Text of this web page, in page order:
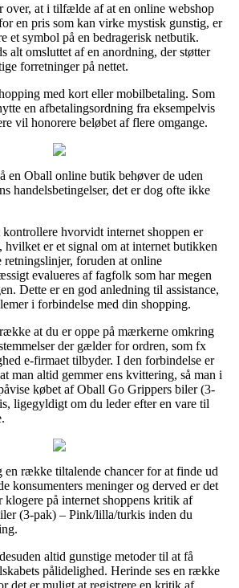
over, at i tilfælde af at en online webshop
en pris som kan virke mystisk gunstig, er
et symbol på en bedragerisk netbutik.
alt omsluttet af en anordning, der støtter
forretninger på nettet.
med kort eller mobilbetaling. Som
en afbetalingsordning fra eksempelvis
vil honorere beløbet af flere omgange.
en Oball online butik behøver de uden
handelsbetingelser, det er dog ofte ikke
kontrollere hvorvidt internet shoppen er
er et signal om at internet butikken
retningslinjer, foruden at online
evalueres af fagfolk som har megen
Dette er en god anledning til assistance,
i forbindelse med din shopping.
at du er oppe på mærkerne omkring
der gælder for ordren, som fx
e-firmaet tilbyder. I den forbindelse er
man altid gemmer ens kvittering, så man i
købet af Oball Go Grippers biler (3-
ligegyldigt om du leder efter en vare til
række tiltalende chancer for at finde ud
konsumenters meninger og derved er det
på internet shoppens kritik af
(3-pak) – Pink/lilla/turkis inden du
altid gunstige metoder til at få
pålidelighed. Herinde ses en række
det er muligt at registrere en kritik af